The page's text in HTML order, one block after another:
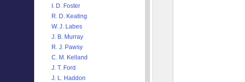
I. D. Foster
R. D. Keating
W. J. Labes
J. B. Murray
R. J. Pawsy
C. M. Kelland
J. T. Ford
J. L. Haddon